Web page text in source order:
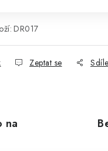
DR017
Zeptat se
na